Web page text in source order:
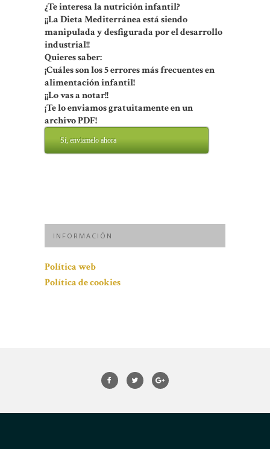
¿Te interesa la nutrición infantil?
¡¡La Dieta Mediterránea está siendo
manipulada y desfigurada por el desarrollo
industrial!!
Quieres saber:
¡Cuáles son los 5 errores más frecuentes en
alimentación infantil!
¡¡Lo vas a notar!!
¡Te lo enviamos gratuitamente en un
archivo PDF!
Sí, enviamelo ahora
INFORMACIÓN
Política web
Política de cookies